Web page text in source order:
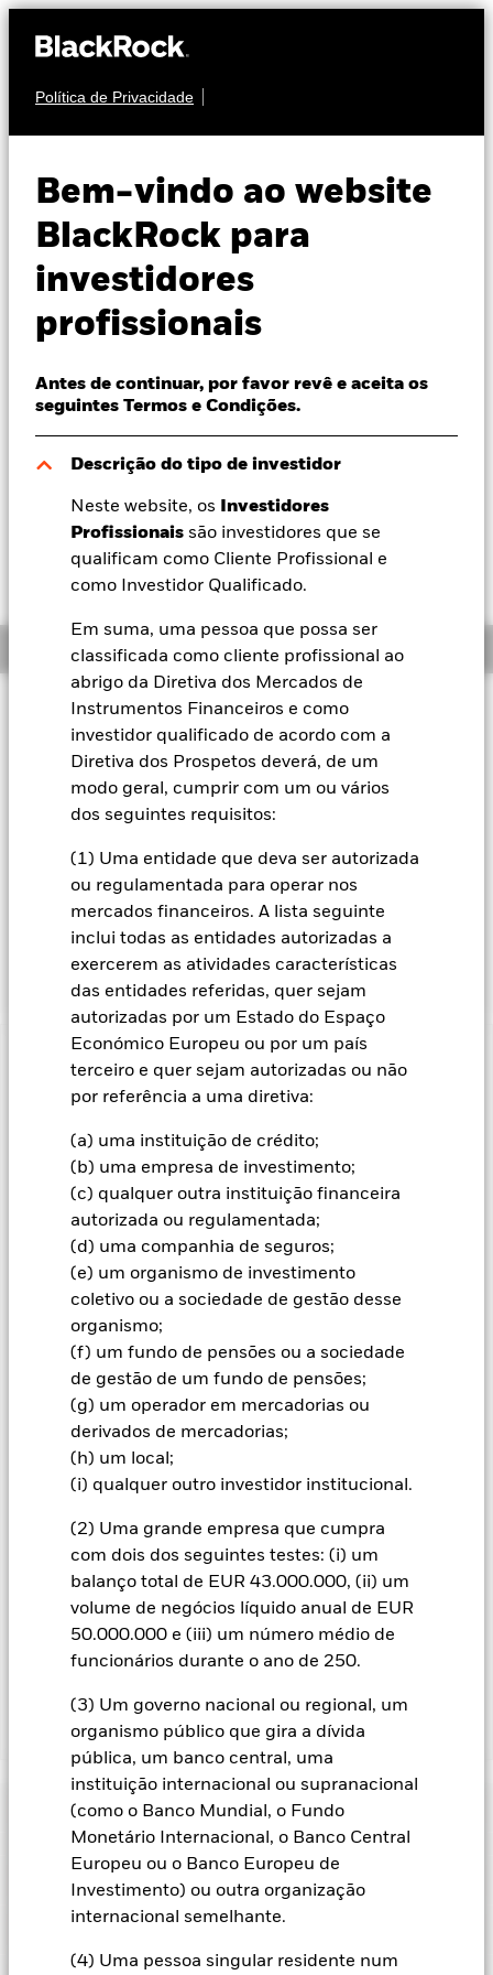
Política de Privacidade
Bem-vindo ao website
BlackRock para
investidores
profissionais
Antes de continuar, por favor revê e aceita os
seguintes Termos e Condições.
Descrição do tipo de investidor
Neste website, os
Investidores
Profissionais são investidores que se
qualificam como Cliente Profissional e
como Investidor Qualificado.
Em suma, uma pessoa que possa ser
classificada como cliente profissional ao
abrigo da Diretiva dos Mercados de
Instrumentos Financeiros e como
investidor qualificado de acordo com a
Diretiva dos Prospetos deverá, de um
modo geral, cumprir com um ou vários
dos seguintes requisitos:
(1) Uma entidade que deva ser autorizada
ou regulamentada para operar nos
mercados financeiros. A lista seguinte
inclui todas as entidades autorizadas a
exercerem as atividades características
das entidades referidas, quer sejam
autorizadas por um Estado do Espaço
Económico Europeu ou por um país
terceiro e quer sejam autorizadas ou não
por referência a uma diretiva:
(a) uma instituição de crédito;
(b) uma empresa de investimento;
(c) qualquer outra instituição financeira
autorizada ou regulamentada;
(d) uma companhia de seguros;
(e) um organismo de investimento
coletivo ou a sociedade de gestão desse
organismo;
(f) um fundo de pensões ou a sociedade
de gestão de um fundo de pensões;
(g) um operador em mercadorias ou
derivados de mercadorias;
(h) um local;
(i) qualquer outro investidor institucional.
(2) Uma grande empresa que cumpra
com dois dos seguintes testes: (i) um
balanço total de EUR 43.000.000, (ii) um
volume de negócios líquido anual de EUR
50.000.000 e (iii) um número médio de
funcionários durante o ano de 250.
(3) Um governo nacional ou regional, um
organismo público que gira a dívida
pública, um banco central, uma
instituição internacional ou supranacional
(como o Banco Mundial, o Fundo
Monetário Internacional, o Banco Central
Europeu ou o Banco Europeu de
Investimento) ou outra organização
internacional semelhante.
(4) Uma pessoa singular residente num
Perspectivas
Visão de mercado
Recursos
Profissionais
Portugal
Change location
BlackRock
iShares
Aladdin
A nossa empresa
Income Fund
NAV a 07 ago. 2026
EUR 12,09
EUR 0,01 (0,08%)
Resumo
Filosofia de investimento
O Fundo visa gerar um retorno elevado do seu investimento.
O Fundo investe globalmente em todo o tipo de ativos em
que um OICVM pode investir, incluindo valores mobiliários
(por exemplo, ações), títulos de rendimento fixo (RF) (tais
como as obrigações), fundos, caixa, depósitos e instrumentos
do mercado monetário (ou seja, títulos de dívida com
vencimento a curto prazo). As classes de ativos e a medida
em que o Fundo é investido nas referidas categorias poderão
variar sem limites estabelecidos, consoante as condições do
mercado e outros fatores de acordo com o poder
discricionário do consultor de investimentos (CI).
Informação Importante: Capital em Risco.O valor investido
e seus rendimentos podem sofrer reduções ou aumentos e
não são garantidos. Investidores podem não reaver o
montante originalmente investido.
Todas as categorias de acções com cobertura cambial utilizam
derivados para a cobertura do risco cambial. A utilização de
derivados para uma categoria de acções pode implicar o risco
de contágio (também designado por “spill-over”) a outras
categorias de acções do fundo. A sociedade gestora do fundo
envidará os esforços necessários para garantir a aplicação de
procedimentos adequados quem minimizem o risco de
contágio a outra categoria de acções. Através da caixa de lista
pendente imediatamente abaixo do nome do fundo, pode ver
uma lista de todas as categorias de acções do fundo – as
categorias de acções com cobertura cambial estão
assinaladas com a expressão “Hedged” no nome da categoria
dirigido à sociedade gestora do fundo, uma lista completa de
todas as categorias de acções com cobertura cambial.
Na medida em que o Fundo efetua empréstimos de valores
mobiliários para reduzir os custos, o Fundo receberá 62,5%
das receitas associadas geradas e os restantes 37,5% serão
recebidos pela BlackRock enquanto agente de empréstimos
de valores mobiliários. Uma vez que a partilha de receitas de
empréstimos de valores mobiliários não aumenta os custos
de gestão do Fundo, esta foi excluída dos custos correntes.
Mostrar Menos
BGF Dynamic High Income Fund
Rentabilidade
Crescimento hipotético de 10.000
Ver gráfico completo
O risco de crédito, as alterações das taxas de juro e/ou os
incumprimentos de emitentes terão um impacto significativo
nos resultados dos títulos de rendimento fixo. As revisões em
aumentar o nível de risco.Os movimentos diários dos
Características Chave